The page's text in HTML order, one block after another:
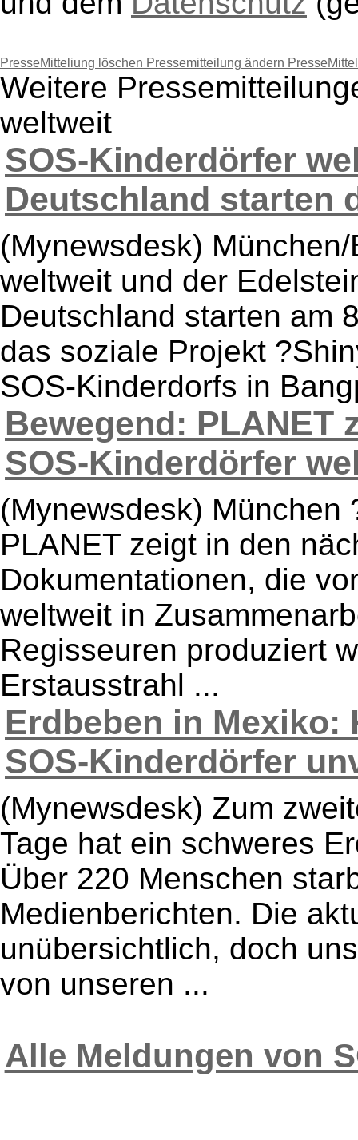
PresseMitteliung löschen Pressemitteilung ändern
Weitere
weltweit
SOS-Kinderdörfer
Deutschland starten
(Mynewsdesk)
weltweit und der
Deutschland starten am
das soziale Projekt
SOS-Kinderdorfs in
Bewegend: PLANET
SOS-Kinderdörfer
(Mynewsdesk) München
PLANET zeigt in den
Dokumentationen, die
weltweit in
Regisseuren produziert
Erstausstrahl ...
Erdbeben in
SOS-Kinderdörfer
(Mynewsdesk) Zum
Tage hat ein schweres
Über 220 Menschen
Medienberichten. Die
unübersichtlich, doch
von unseren ...
Alle Meldungen von